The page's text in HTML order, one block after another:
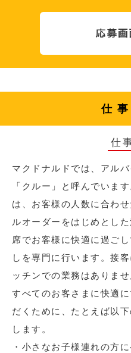
仕
仕
マクドナルドでは、アル
「クルー」と呼んでいま
は、お客様の人数に合わ
ルオーダーをはじめとし
席でお客様に快適に過ご
しを専門に行います。接
ッチンでの業務はありませ
すべてのお客さまに快適
だくために、たとえば以
します。
・小さなお子様連れの方